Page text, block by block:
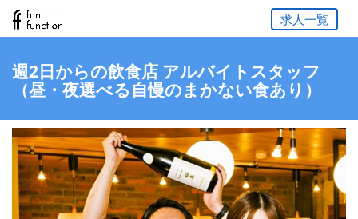
求人一覧
週2日からの飲食店 アルバイトスタッフ
（昼・夜選べる自慢のまかない食あり）